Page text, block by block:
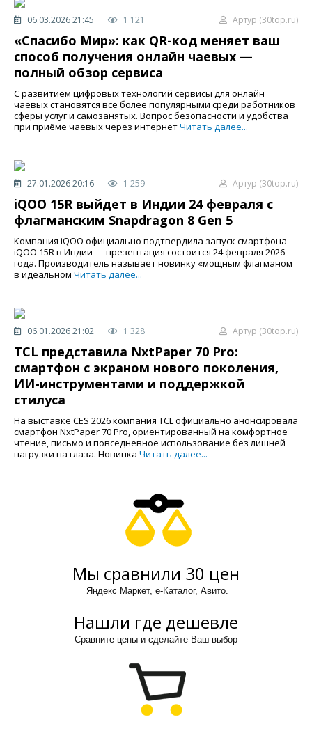
06.03.2026 21:45 1 121 Артур (30top.ru)
«Спасибо Мир»: как QR-код меняет ваш
способ получения онлайн чаевых —
полный обзор сервиса
С развитием цифровых технологий сервисы для онлайн
чаевых становятся всё более популярными среди работников
сферы услуг и самозанятых. Вопрос безопасности и удобства
при приёме чаевых через интернетЧитать далее...
27.01.2026 20:16 1 259 Артур (30top.ru)
iQOO 15R выйдет в Индии 24 февраля с
флагманским Snapdragon 8 Gen 5
Компания iQOO официально подтвердила запуск смартфона
iQOO 15R в Индии — презентация состоится 24 февраля 2026
года. Производитель называет новинку «мощным флагманом
в идеальном Читать далее...
06.01.2026 21:02 1 328 Артур (30top.ru)
TCL представила NxtPaper 70 Pro:
смартфон с экраном нового поколения,
ИИ-инструментами и поддержкой
стилуса
На выставке CES 2026 компания TCL официально анонсировала
смартфон NxtPaper 70 Pro, ориентированный на комфортное
чтение, письмо и повседневное использование без лишней
нагрузки на глаза. Новинка Читать далее...
Мы сравнили 30 цен
Яндекс Маркет, е-Каталог, Авито.
Нашли где дешевле
Сравните цены и сделайте Ваш выбор